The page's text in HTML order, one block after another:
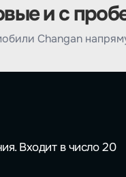
и с
Changan
Входит в число 20